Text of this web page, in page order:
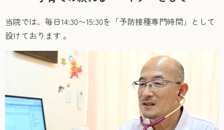
当院では、毎日14:30〜15:30を「予防接種専門時間」として
設けております 。